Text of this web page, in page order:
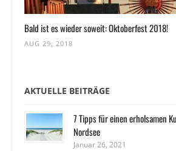
Bald ist es wieder soweit: Oktoberfest 2018!
AUG 29, 2018
AKTUELLE BEITRÄGE
7 Tipps für einen erholsamen
Nordsee
Januar 26, 2021